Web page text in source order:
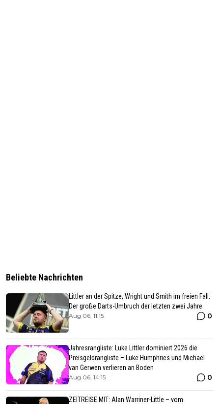
Beliebte Nachrichten
Littler an der Spitze, Wright und Smith im freien Fall:
Der große Darts-Umbruch der letzten zwei Jahre
Aug 06, 11:15 0
Jahresrangliste: Luke Littler dominiert 2026 die
Preisgeldrangliste – Luke Humphries und Michael
van Gerwen verlieren an Boden
Aug 06, 14:15 0
ZEITREISE MIT: Alan Warriner-Little – vom